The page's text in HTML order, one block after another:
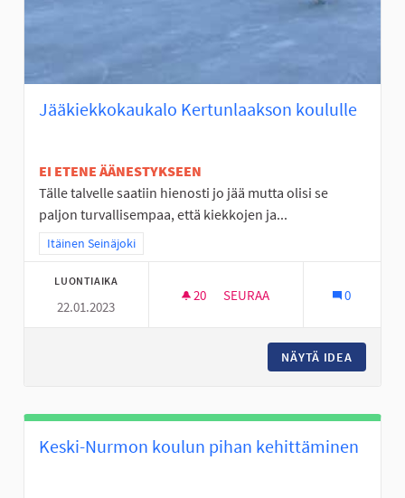
Jääkiekkokaukalo Kertunlaakson koululle
EI ETENE ÄÄNESTYKSEEN
Tälle talvelle saatiin hienosti jo jää mutta olisi se
paljon turvallisempaa, että kiekkojen ja...
Rajaa tulokset teeman mukaan: Itäinen Seinäjoki
Itäinen Seinäjoki
LUONTIAIKA
22.01.2023
20 20 SEURAAJAA
SEURAA 0
NÄYTÄ IDEA
Keski-Nurmon koulun pihan kehittäminen